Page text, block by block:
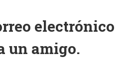
electrónico
un amigo.